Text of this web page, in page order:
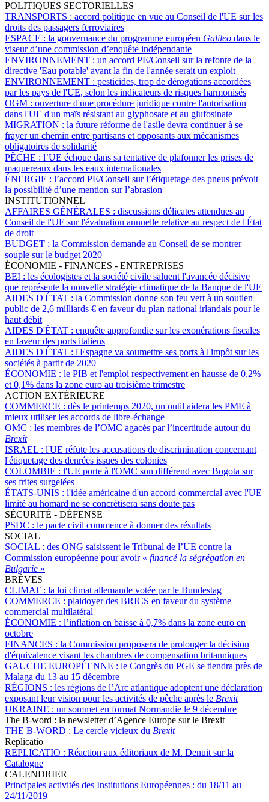
POLITIQUES SECTORIELLES
TRANSPORTS : accord politique en vue au Conseil de l'UE sur les
droits des passagers ferroviaires
ESPACE : la gouvernance du programme européen Galileo dans le
viseur d’une commission d’enquête indépendante
ENVIRONNEMENT : un accord PE/Conseil sur la refonte de la
directive 'Eau potable' avant la fin de l'année serait un exploit
ENVIRONNEMENT : pesticides, trop de dérogations accordées
par les pays de l'UE, selon les indicateurs de risques harmonisés
OGM : ouverture d'une procédure juridique contre l'autorisation
dans l'UE d'un maïs résistant au glyphosate et au glufosinate
MIGRATION : la future réforme de l'asile devra continuer à se
frayer un chemin entre partisans et opposants aux mécanismes
obligatoires de solidarité
PÊCHE : l’UE échoue dans sa tentative de plafonner les prises de
maquereaux dans les eaux internationales
ÉNERGIE : l’accord PE/Conseil sur l’étiquetage des pneus prévoit
la possibilité d’une mention sur l’abrasion
INSTITUTIONNEL
AFFAIRES GÉNÉRALES : discussions délicates attendues au
Conseil de l'UE sur l'évaluation annuelle relative au respect de l'État
de droit
BUDGET : la Commission demande au Conseil de se montrer
souple sur le budget 2020
ÉCONOMIE - FINANCES - ENTREPRISES
BEI : les écologistes et la société civile saluent l'avancée décisive
que représente la nouvelle stratégie climatique de la Banque de l'UE
AIDES D'ÉTAT : la Commission donne son feu vert à un soutien
public de 2,6 milliards € en faveur du plan national irlandais pour le
haut débit
AIDES D'ÉTAT : enquête approfondie sur les exonérations fiscales
en faveur des ports italiens
AIDES D'ÉTAT : l'Espagne va soumettre ses ports à l'impôt sur les
sociétés à partir de 2020
ÉCONOMIE : le PIB et l'emploi respectivement en hausse de 0,2%
et 0,1% dans la zone euro au troisième trimestre
ACTION EXTÉRIEURE
COMMERCE : dès le printemps 2020, un outil aidera les PME à
mieux utiliser les accords de libre-échange
OMC : les membres de l’OMC agacés par l’incertitude autour du
Brexit
ISRAËL : l'UE réfute les accusations de discrimination concernant
l'étiquetage des denrées issues des colonies
COLOMBIE : l'UE porte à l'OMC son différend avec Bogota sur
ses frites surgelées
ÉTATS-UNIS : l'idée américaine d'un accord commercial avec l'UE
limité au homard ne se concrétisera sans doute pas
SÉCURITÉ - DÉFENSE
PSDC : le pacte civil commence à donner des résultats
SOCIAL
SOCIAL : des ONG saisissent le Tribunal de l’UE contre la
Commission européenne pour avoir « financé la ségrégation en
Bulgarie »
BRÈVES
CLIMAT : la loi climat allemande votée par le Bundestag
COMMERCE : plaidoyer des BRICS en faveur du système
commercial multilatéral
ÉCONOMIE : l’inflation en baisse à 0,7% dans la zone euro en
octobre
FINANCES : la Commission proposera de prolonger la décision
d'équivalence visant les chambres de compensation britanniques
GAUCHE EUROPÉENNE : le Congrès du PGE se tiendra près de
Malaga du 13 au 15 décembre
RÉGIONS : les régions de l’Arc atlantique adoptent une déclaration
exposant leur vision pour les activités de pêche après le Brexit
UKRAINE : un sommet en format Normandie le 9 décembre
The B-word : la newsletter d’Agence Europe sur le Brexit
THE B-WORD : Le cercle vicieux du Brexit
Replicatio
REPLICATIO : Réaction aux éditoriaux de M. Denuit sur la
Catalogne
CALENDRIER
Principales activités des Institutions Européennes : du 18/11 au
24/11/2019